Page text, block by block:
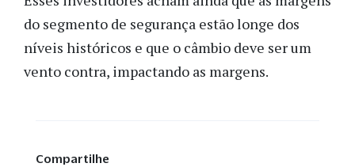
do segmento de segurança estão longe dos
níveis históricos e que o câmbio deve ser um
vento contra, impactando as margens.
Compartilhe